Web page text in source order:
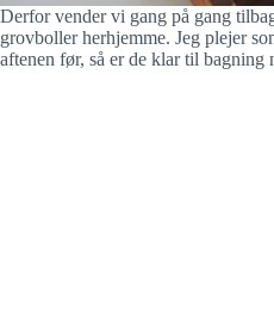
Derfor vender vi gang på gang
grovboller herhjemme. Jeg plejer
aftenen før, så er de klar til bagning